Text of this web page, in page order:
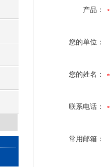
产品：
您的单位：
您的姓名：
联系电话：
常用邮箱：